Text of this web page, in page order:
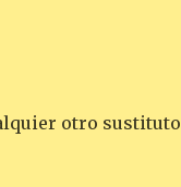
otro sustituto